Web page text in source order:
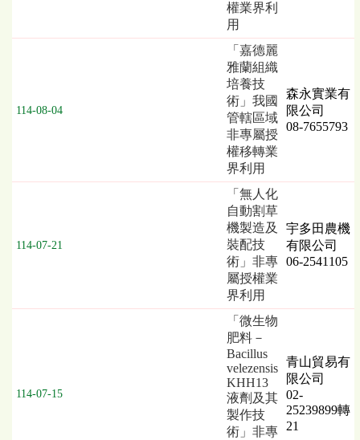
權業界利
用
114-08-04
「嘉德麗
雅蘭組織
培養技
術」我國
管轄區域
非專屬授
權移轉業
界利用
森永實業有
限公司
08-7655793
114-07-21
「無人化
自動割草
機製造及
裝配技
術」非專
屬授權業
界利用
宇多田農機
有限公司
06-2541105
114-07-15
「微生物
肥料－
Bacillus
velezensis
KHH13
液劑及其
製作技
術」非專
青山貿易有
限公司
02-
25239899轉
21